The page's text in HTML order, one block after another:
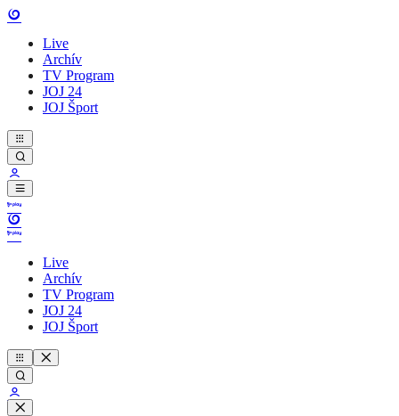
Live
Archív
TV Program
JOJ 24
JOJ Šport
Live
Archív
TV Program
JOJ 24
JOJ Šport